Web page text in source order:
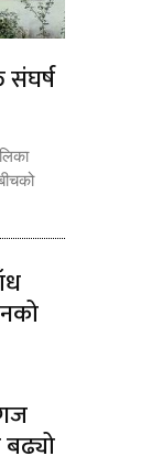
संघर्ष
बढ्यो